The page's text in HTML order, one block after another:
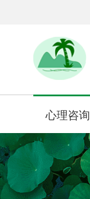
心理咨询